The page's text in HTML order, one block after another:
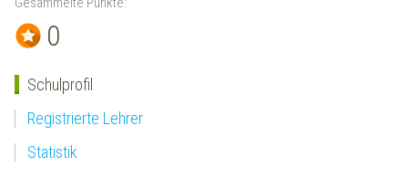
0
Schulprofil
Registrierte Lehrer
Statistik